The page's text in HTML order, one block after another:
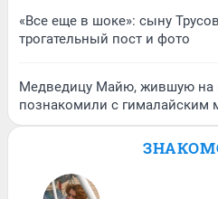
«Все еще в шоке»: сыну
трогательный пост и фото
Медведицу Майю, жившую на
познакомили с